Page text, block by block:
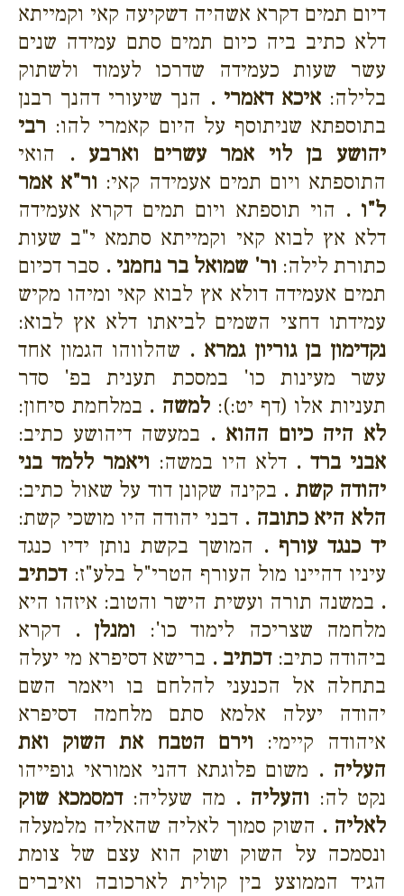
דיום תמים דקרא אשהיה דשקיעה קאי וקמייתא
דלא כתיב ביה כיום תמים סתם עמידה שנים
עשר שעות כעמידה שדרכו לעמוד ולשתוק
בלילה:איכא דאמרי . הנך שיעורי דהנך רבנן
בתוספתא שניתוסף על היום קאמרי להו: רבי
יהושע בן לוי אמר עשרים וארבע . הואי
התוספתא ויום תמים אעמידה קאי: ור"א אמר
ל"ו . הוי תוספתא ויום תמים דקרא אעמידה
דלא אץ לבוא קאי וקמייתא סתמא י"ב שעות
כתורת לילה: ור' שמואל בר נחמני . סבר דכיום
תמים אעמידה דולא אץ לבוא קאי ומיהו מקיש
עמידתו דחצי השמים לביאתו דלא אץ לבוא:
נקדימון בן גוריון גמרא . שהלווהו הגמון אחד
עשר מעינות כו' במסכת תענית בפ' סדר
תעניות אלו (דף יט:): למשה . במלחמת סיחון:
לא היה כיום ההוא . במעשה דיהושע כתיב:
אבני ברד . דלא היו במשה: ויאמר ללמד בני
יהודה קשת . בקינה שקונן דוד על שאול כתיב:
הלא היא כתובה . דבני יהודה היו מושכי קשת:
יד כנגד עורף . המושך בקשת נותן ידיו כנגד
עיניו דהיינו מול העורף הטרי"ל בלע"ז:דכתיב
. במשנה תורה ועשית הישר והטוב: איזהו היא
מלחמה שצריכה לימוד כו': ומנלן . דקרא
ביהודה כתיב:דכתיב . ברישא דסיפרא מי יעלה
בתחלה אל הכנעני להלחם בו ויאמר השם
יהודה יעלה אלמא סתם מלחמה דסיפרא
איהודה קיימי: וירם הטבח את השוק ואת
העליה . משום פלוגתא דהני אמוראי גופייהו
נקט לה: והעליה . מה שעליה:דמסמכא שוק
לאליה . השוק סמוך לאליה שהאליה מלמעלה
ונסמכה על השוק ושוק הוא עצם של צומת
הגיד הממוצע בין קולית לארכובה ואיברים